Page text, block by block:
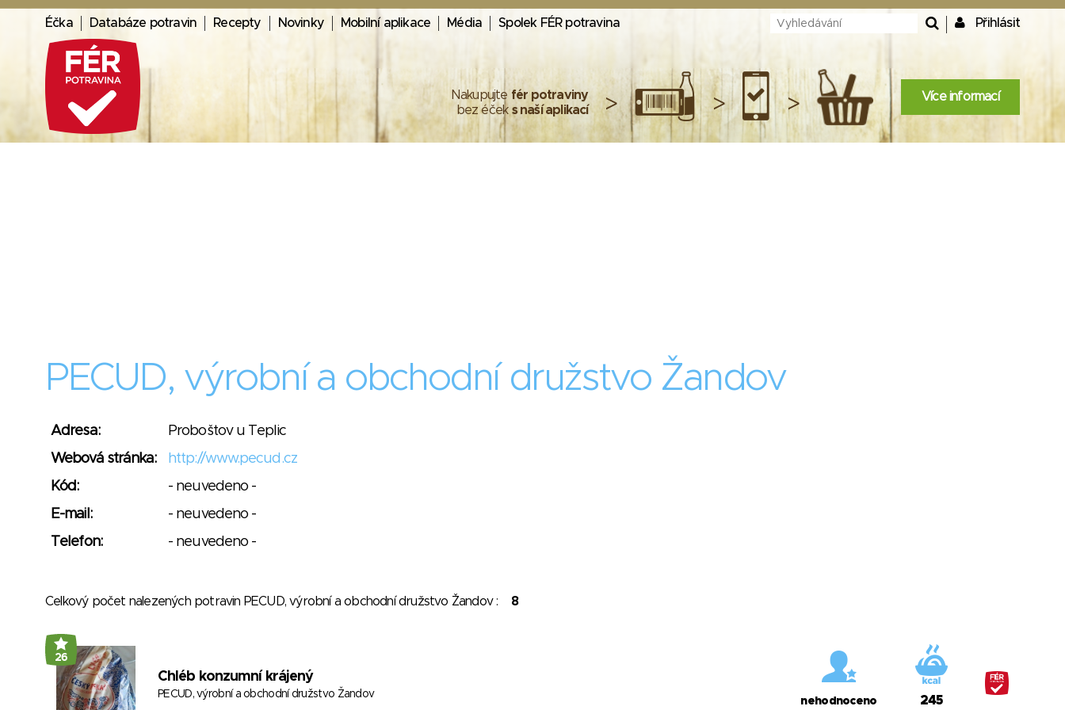
Éčka Databáze potravin Recepty Novinky Mobilní aplikace Média Spolek FÉR potravina Přihlásit
Nakupujte fér potraviny
bez éček s naší aplikací > > > Více informací
PECUD, výrobní a obchodní družstvo Žandov
Adresa:
Proboštov u Teplic
Webová stránka:
http://www.pecud.cz
Kód:
- neuvedeno -
E-mail:
- neuvedeno -
Telefon:
- neuvedeno -
Celkový počet nalezených potravin PECUD, výrobní a obchodní družstvo Žandov : 8
26
Chléb konzumní krájený
PECUD, výrobní a obchodní družstvo Žandov
nehodnoceno 245